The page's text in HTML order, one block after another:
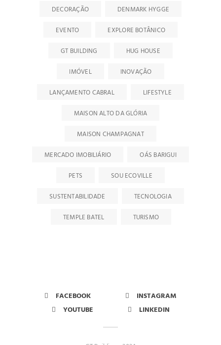
DECORAÇÃO
DENMARK HYGGE
EVENTO
EXPLORE BOTÂNICO
GT BUILDING
HUG HOUSE
IMÓVEL
INOVAÇÃO
LANÇAMENTO CABRAL
LIFESTYLE
MAISON ALTO DA GLÓRIA
MAISON CHAMPAGNAT
MERCADO IMOBILIÁRIO
OÁS BARIGUI
PETS
SOU ECOVILLE
SUSTENTABILIDADE
TECNOLOGIA
TEMPLE BATEL
TURISMO
FACEBOOK
INSTAGRAM
YOUTUBE
LINKEDIN